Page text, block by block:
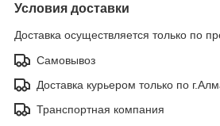
Условия доставки
Доставка осуществляется только по
Самовывоз
Доставка курьером только по
Транспортная компания